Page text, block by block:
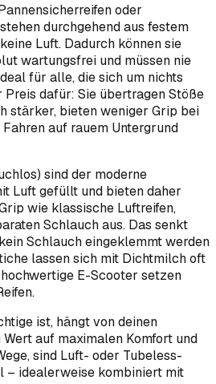
oder
durchgehend aus festem
Luft. Dadurch können sie
wartungsfrei und müssen nie
für alle, die sich um nichts
Preis dafür: Sie übertragen Stöße
stärker, bieten weniger Grip bei
auf rauem Untergrund
sind der moderne
Luft gefüllt und bieten daher
wie klassische Luftreifen,
Schlauch aus. Das senkt
Schlauch eingeklemmt werden
lassen sich mit Dichtmilch oft
E-Scooter setzen
ist, hängt von deinen
auf maximalen Komfort und
sind Luft- oder Tubeless-
– idealerweise kombiniert mit